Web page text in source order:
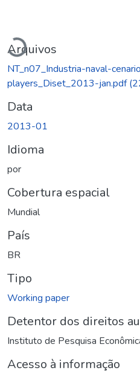
Carregando...
Arquivos
NT_n07_Industria-naval-
players_Diset_2013-jan.pdf
Data
2013-01
Idioma
por
Cobertura espacial
Mundial
País
BR
Tipo
Working paper
Detentor dos direitos
Instituto de Pesquisa
Acesso à informação